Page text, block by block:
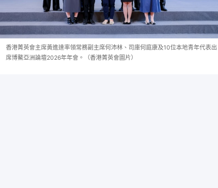
香港菁英會主席黃進達率領常務副主席何沛林、司庫何庭康及10位本地青年代表出
席博鰲亞洲論壇2026年年會。（香港菁英會圖片）